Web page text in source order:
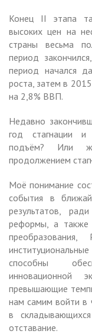
Конец II этапа
высоких цен на
страны весьма
период
период начался
роста, затем в
на 2,8% ВВП.
Недавно
год стагнации и
подъём? Или
продолжением
Моё понимание
события в
результатов,
реформы, а также
способны
инновационной
превышающие
нам самим войти в
в
отставание.